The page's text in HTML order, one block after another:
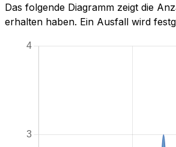
Das folgende Diagramm zeigt die
erhalten haben. Ein Ausfall wird